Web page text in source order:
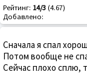
Рейтинг: 14/3 (4.67)
Добавлено:
Сначала я спал
Потом вообще не
Сейчас плохо сплю,